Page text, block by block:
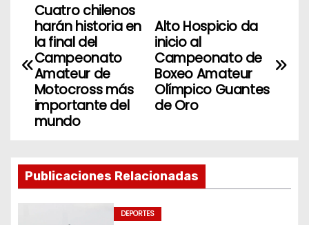
N
v
a
c
Alto Hospicio da
inicio al
Campeonato de
Boxeo Amateur
Olímpico Guantes
de Oro
Cuatro chilenos
harán historia en
la final del
Campeonato
Amateur de
Motocross más
importante del
mundo
Publicaciones Relacionadas
DEPORTES